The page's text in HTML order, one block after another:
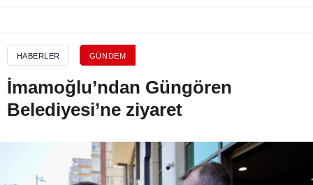
HABERLER GÜNDEM
İmamoğlu’ndan Güngören
Belediyesi’ne ziyaret